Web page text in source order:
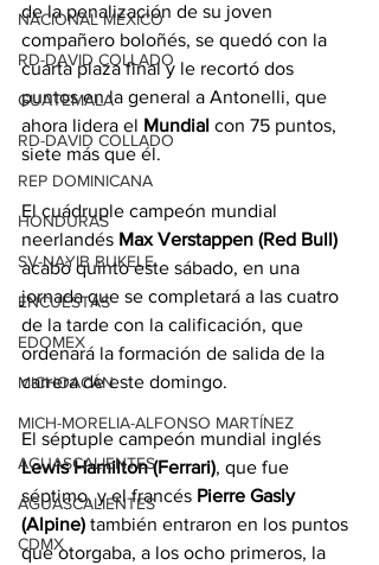
NACIONAL MÉXICO
RD-DAVID COLLADO
GUATEMALA
RD-DAVID COLLADO
REP DOMINICANA
HONDURAS
SV-NAYIB BUKELE
ENCUESTAS
EDOMEX
MICHOACÁN
MICH-MORELIA-ALFONSO MARTÍNEZ
AGUASCALIENTES
AGUASCALIENTES
CDMX
de la penalización de su joven
compañero boloñés, se quedó con la
cuarta plaza final y le recortó dos
puntos en la general a Antonelli, que
ahora lidera el Mundial con 75 puntos,
siete más que él.
El cuádruple campeón mundial
neerlandés Max Verstappen (Red Bull)
acabó quinto este sábado, en una
jornada que se completará a las cuatro
de la tarde con la calificación, que
ordenará la formación de salida de la
carrera de este domingo.
El séptuple campeón mundial inglés
Lewis Hamilton (Ferrari), que fue
séptimo, y el francés Pierre Gasly
(Alpine) también entraron en los puntos
que otorgaba, a los ocho primeros, la